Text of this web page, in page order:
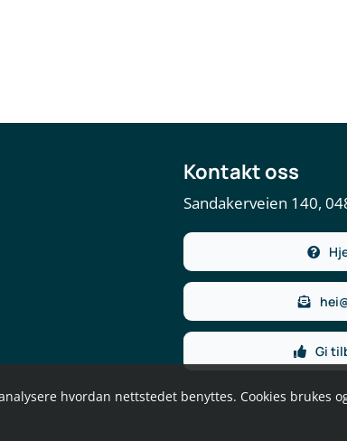
Kontakt oss
Sandakerveien 140,
Gi
hvordan nettstedet benyttes. Cookies brukes